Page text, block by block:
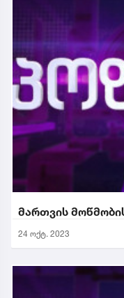
მართვის
24 ოქტ. 2023